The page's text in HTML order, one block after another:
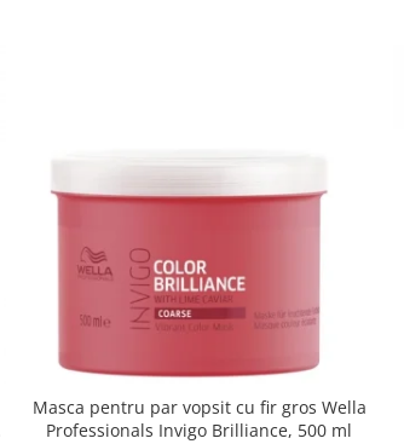
Masca pentru par vopsit cu fir gros Wella
Professionals Invigo Brilliance, 500 ml